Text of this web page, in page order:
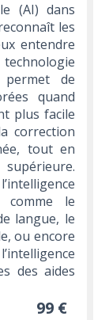
(AI) dans
les
entendre
permet de
quand
plus facile
correction
tout en
comme le
langue, le
ou encore
des aides
99 €